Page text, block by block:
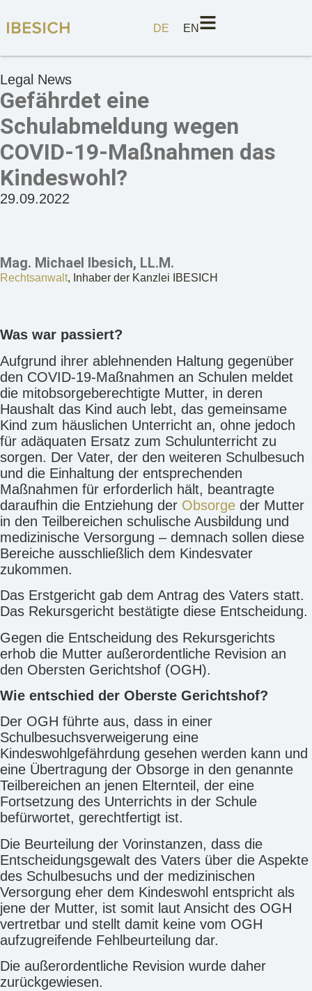
DE EN
Legal News
Gefährdet eine
Schulabmeldung wegen
COVID-19-Maßnahmen das
Kindeswohl?
29.09.2022
Mag. Michael Ibesich, LL.M.
Rechtsanwalt, Inhaber der Kanzlei IBESICH
Was war passiert?
Aufgrund ihrer ablehnenden Haltung gegenüber
den COVID-19-Maßnahmen an Schulen meldet
die mitobsorgeberechtigte Mutter, in deren
Haushalt das Kind auch lebt, das gemeinsame
Kind zum häuslichen Unterricht an, ohne jedoch
für adäquaten Ersatz zum Schulunterricht zu
sorgen. Der Vater, der den weiteren Schulbesuch
und die Einhaltung der entsprechenden
Maßnahmen für erforderlich hält, beantragte
daraufhin die Entziehung der Obsorge der Mutter
in den Teilbereichen schulische Ausbildung und
medizinische Versorgung – demnach sollen diese
Bereiche ausschließlich dem Kindesvater
zukommen.
Das Erstgericht gab dem Antrag des Vaters statt.
Das Rekursgericht bestätigte diese Entscheidung.
Gegen die Entscheidung des Rekursgerichts
erhob die Mutter außerordentliche Revision an
den Obersten Gerichtshof (OGH).
Wie entschied der Oberste Gerichtshof?
Der OGH führte aus, dass in einer
Schulbesuchsverweigerung eine
Kindeswohlgefährdung gesehen werden kann und
eine Übertragung der Obsorge in den genannte
Teilbereichen an jenen Elternteil, der eine
Fortsetzung des Unterrichts in der Schule
befürwortet, gerechtfertigt ist.
Die Beurteilung der Vorinstanzen, dass die
Entscheidungsgewalt des Vaters über die Aspekte
des Schulbesuchs und der medizinischen
Versorgung eher dem Kindeswohl entspricht als
jene der Mutter, ist somit laut Ansicht des OGH
vertretbar und stellt damit keine vom OGH
aufzugreifende Fehlbeurteilung dar.
Die außerordentliche Revision wurde daher
zurückgewiesen.